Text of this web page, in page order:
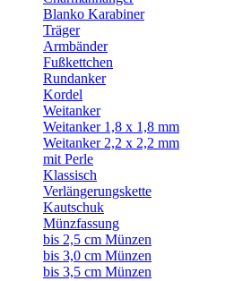
Blanko Karabiner
Träger
Armbänder
Fußkettchen
Rundanker
Kordel
Weitanker
Weitanker 1,8 x 1,8 mm
Weitanker 2,2 x 2,2 mm
mit Perle
Klassisch
Verlängerungskette
Kautschuk
Münzfassung
bis 2,5 cm Münzen
bis 3,0 cm Münzen
bis 3,5 cm Münzen